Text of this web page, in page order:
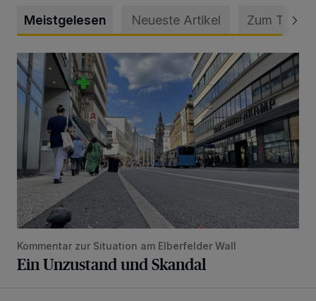
Meistgelesen Neueste Artikel Zum Thema
Ein Unzustand und Skandal
Kommentar zur Situation am Elberfelder Wall
Ein Unzustand und Skandal